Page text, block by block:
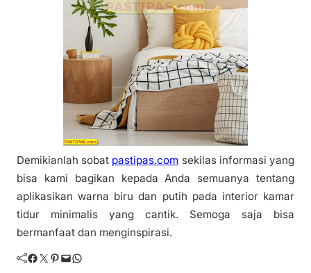
Demikianlah sobat pastipas.com sekilas informasi yang
bisa kami bagikan kepada Anda semuanya tentang
aplikasikan warna biru dan putih pada interior kamar
tidur minimalis yang cantik. Semoga saja bisa
bermanfaat dan menginspirasi.
Facebook Twitter Pinterest Mail WhatsApp